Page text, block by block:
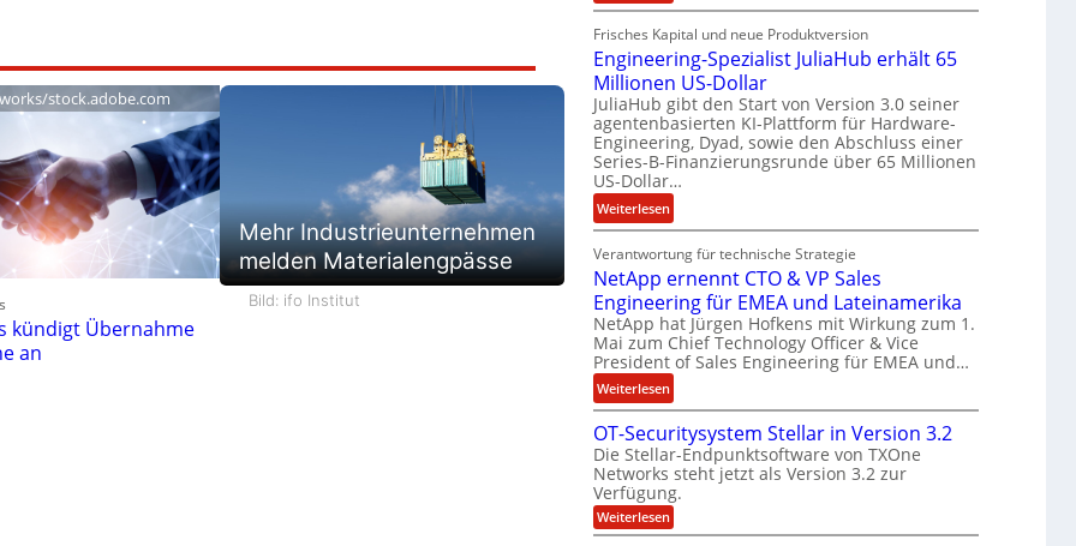
stock.adobe.com
kündigt Übernahme
an
Mehr Industrieunternehmen
melden Materialengpässe
Bild: ifo Institut
l
d
z
a
h
l
e
n
i
s
k
e
i
n
e
L
ö
u
n
g
R
y
a
n
C
o
u
r
s
o
w
i
r
d
F
i
n
n
z
c
h
e
Frisches Kapital und neue Produktversion
Engineering-Spezialist JuliaHub erhält 65
Millionen US-Dollar
JuliaHub gibt den Start von Version 3.0 seiner
agentenbasierten KI-Plattform für Hardware-
Engineering, Dyad, sowie den Abschluss einer
Series-B-Finanzierungsrunde über 65 Millionen
US-Dollar…
Weiterlesen:
E
n
g
i
n
e
e
r
i
n
g
-
S
p
Verantwortung für technische Strategie
NetApp ernennt CTO & VP Sales
Engineering für EMEA und Lateinamerika
NetApp hat Jürgen Hofkens mit Wirkung zum 1.
Mai zum Chief Technology Officer & Vice
President of Sales Engineering für EMEA und…
Weiterlesen:
N
e
t
A
p
p
OT-Securitysystem Stellar in Version 3.2
Die Stellar-Endpunktsoftware von TXOne
Networks steht jetzt als Version 3.2 zur
Verfügung.
Weiterlesen:
O